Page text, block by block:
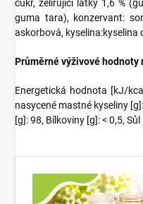
cukr, želírující látky 1,6 %
guma tara), konzervant:
askorbová,
Průměrné výživové hodnoty
Energetická hodnota [kJ/
nasycené mastné kyseliny
[g]: 98, Bílkoviny [g]: < 0,5, Sůl